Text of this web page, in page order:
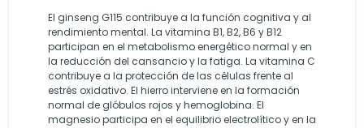
El ginseng G115 contribuye a la función cognitiva y al
rendimiento mental. La vitamina B1, B2, B6 y B12
participan en el metabolismo energético normal y en
la reducción del cansancio y la fatiga. La vitamina C
contribuye a la protección de las células frente al
estrés oxidativo. El hierro interviene en la formación
normal de glóbulos rojos y hemoglobina. El
magnesio participa en el equilibrio electrolítico y en la